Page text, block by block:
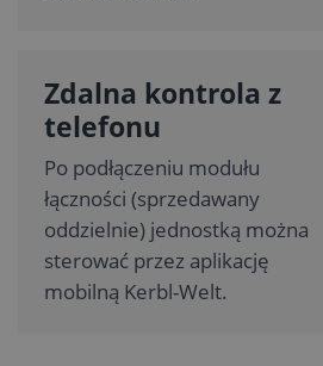
Zdalna kontrola z
telefonu
Po podłączeniu modułu
łączności (sprzedawany
oddzielnie) jednostką można
sterować przez aplikację
mobilną Kerbl-Welt.